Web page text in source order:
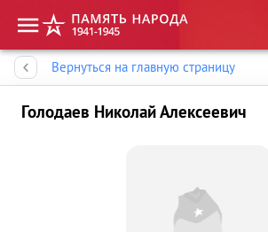
Вернуться на главную страницу
Голодаев Николай Алексеевич
Память народа